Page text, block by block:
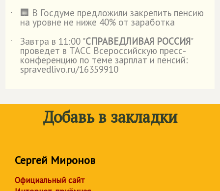
˙
🏢 В Госдуме предложили закрепить пенсию
на уровне не ниже 40% от заработка
˙
Завтра в 11:00 "СПРАВЕДЛИВАЯ РОССИЯ"
проведет в ТАСС Всероссийскую пресс-
конференцию по теме зарплат и пенсий:
spravedlivo.ru/16359910
Добавь в закладки
Сергей Миронов
Официальный сайт